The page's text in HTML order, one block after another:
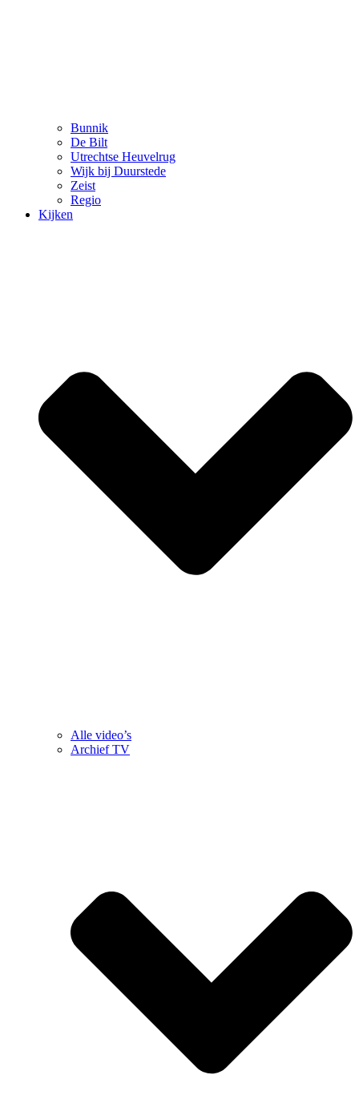
Bunnik
De Bilt
Utrechtse Heuvelrug
Wijk bij Duurstede
Zeist
Regio
Kijken
Alle video’s
Archief TV